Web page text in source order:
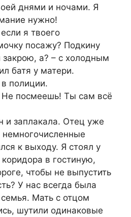
днями и ночами. Я
нужно!
я твоего
посажу? Подкину
закрою, а? – с холодным
батя у матери.
полиции.
посмеешь! Ты сам всё
и заплакала. Отец уже
к выходу. Я стоял у
в гостиную,
чтобы не выпустить
У нас всегда была
Мать с отцом
шутили одинаковые